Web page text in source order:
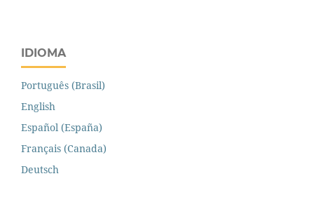
IDIOMA
Português (Brasil)
English
Español (España)
Français (Canada)
Deutsch